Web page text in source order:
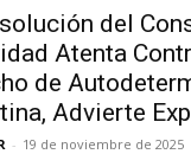
del
Atenta
de
Advierte
- 19 de noviembre de 2025